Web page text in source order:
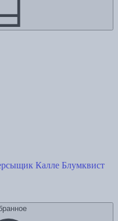
Калле Блумквист